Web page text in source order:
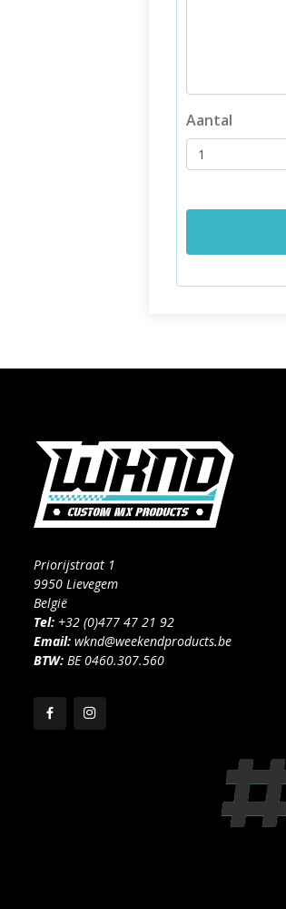
Aantal
Priorijstraat 1
9950 Lievegem
België
Tel: +32 (0)477 47 21 92
Email: wknd@weekendproducts.be
BTW: BE 0460.307.560